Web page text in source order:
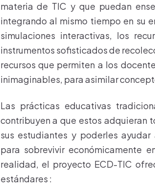
materia de TIC y que puedan
integrando al mismo tiempo en su
simulaciones interactivas, los
instrumentos sofisticados de
recursos que permiten a los
inimaginables, para asimilar
Las prácticas educativas
contribuyen a que estos adquieran
sus estudiantes y poderles
para sobrevivir económicamente
realidad, el proyecto ECD-TIC
estándares :